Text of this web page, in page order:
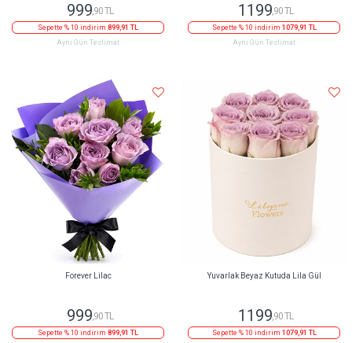
999,90 TL
Sepette % 10 indirim 899,91 TL
Aynı Gün Teslimat
1199,90 TL
Sepette % 10 indirim 1079,91 TL
Aynı Gün Teslimat
Forever Lilac
999,90 TL
Sepette % 10 indirim 899,91 TL
Yuvarlak Beyaz Kutuda Lila Gül
1199,90 TL
Sepette % 10 indirim 1079,91 TL